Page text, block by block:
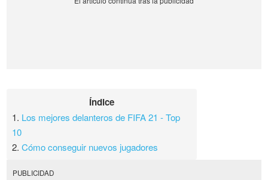
Índice
1. Los mejores delanteros de FIFA 21 - Top
10
2.Cómo conseguir nuevos jugadores
PUBLICIDAD